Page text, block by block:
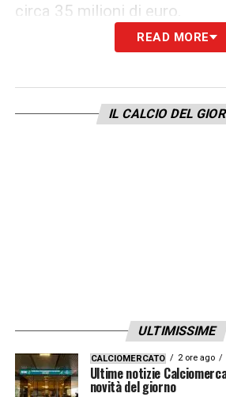
circa 35 milioni di euro.
Per tutti, sarà fondamentale
READ MORE
IL CALCIO DEL
ULTIMISSIME
CALCIOMERCATO 2 ore ago
Ultime notizie
novità del giorno